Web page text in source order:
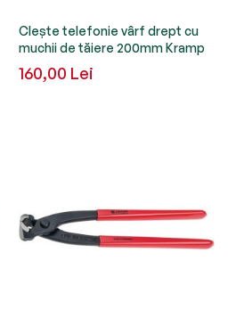
Clește telefonie vârf drept cu
muchii de tăiere 200mm Kramp
160,00 Lei